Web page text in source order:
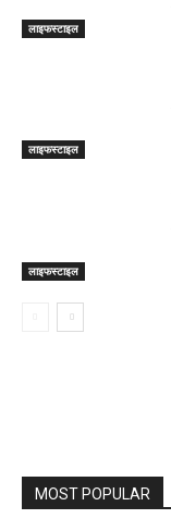
लाइफस्टाइल
लाइफस्टाइल
लाइफस्टाइल
MOST POPULAR